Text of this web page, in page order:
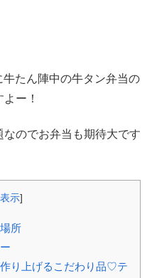
たん陣中の牛タン弁当の
ー！
のでお弁当も期待大です
示]
所
り上げるこだわり品♡テ